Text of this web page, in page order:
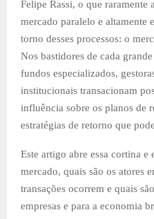
Felipe Rassi, o que raramente
mercado paralelo e altamente
torno desses processos: o
Nos bastidores de cada
fundos especializados,
institucionais transacionam
influência sobre os planos de
estratégias de retorno que
Este artigo abre essa cortina
mercado, quais são os atores
transações ocorrem e quais
empresas e para a economia